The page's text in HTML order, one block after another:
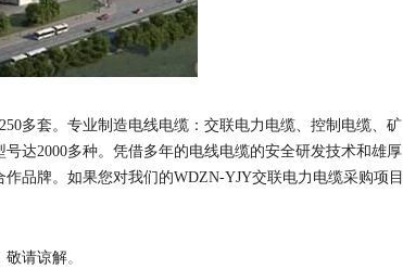
多套。专业制造电线电缆：交联电力电缆、控制电缆、矿
达2000多种。凭借多年的电线电缆的安全研发技术和雄厚
品牌。如果您对我们的WDZN-YJY交联电力电缆采购项目
敬请谅解。